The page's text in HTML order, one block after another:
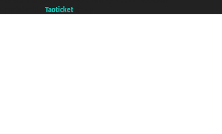
Taoticket